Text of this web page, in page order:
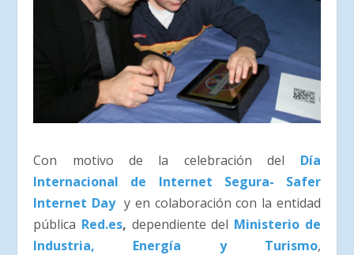
Con motivo de la celebración del
Día
Internacional de Internet Segura- Safer
Internet Dayy en colaboración con la entidad
pública Red.es, dependiente del Ministerio de
Industria, Energía y Turismo,